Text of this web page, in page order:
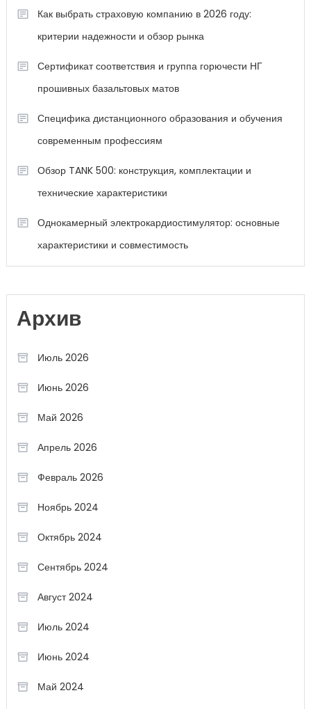
Как выбрать страховую компанию в 2026 году:
критерии надежности и обзор рынка
Сертификат соответствия и группа горючести НГ
прошивных базальтовых матов
Специфика дистанционного образования и обучения
современным профессиям
Обзор TANK 500: конструкция, комплектации и
технические характеристики
Однокамерный электрокардиостимулятор: основные
характеристики и совместимость
Архив
Июль 2026
Июнь 2026
Май 2026
Апрель 2026
Февраль 2026
Ноябрь 2024
Октябрь 2024
Сентябрь 2024
Август 2024
Июль 2024
Июнь 2024
Май 2024